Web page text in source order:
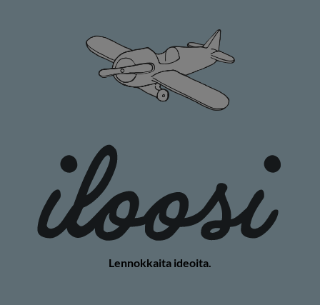
Lennokkaita ideoita.